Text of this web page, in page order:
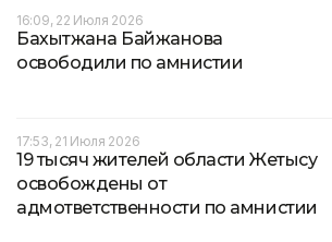
16:09, 22 Июля 2026
Бахытжана Байжанова
освободили по амнистии
17:53, 21 Июля 2026
19 тысяч жителей области Жетысу
освобождены от
адмответственности по амнистии